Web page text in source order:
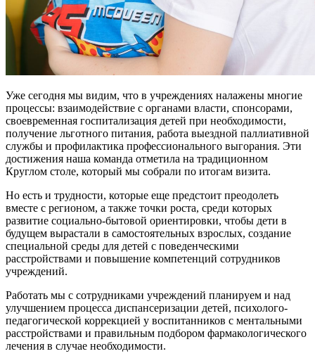
Уже сегодня мы видим, что в учреждениях налажены многие
процессы: взаимодействие с органами власти, спонсорами,
своевременная госпитализация детей при необходимости,
получение льготного питания, работа выездной паллиативной
службы и профилактика профессионального выгорания. Эти
достижения наша команда отметила на традиционном
Круглом столе, который мы собрали по итогам визита.
Но есть и трудности, которые еще предстоит преодолеть
вместе с регионом, а также точки роста, среди которых
развитие социально-бытовой ориентировки, чтобы дети в
будущем вырастали в самостоятельных взрослых, создание
специальной среды для детей с поведенческими
расстройствами и повышение компетенций сотрудников
учреждений.
Работать мы с сотрудниками учреждений планируем и над
улучшением процесса диспансеризации детей, психолого-
педагогической коррекцией у воспитанников с ментальными
расстройствами и правильным подбором фармакологического
лечения в случае необходимости.